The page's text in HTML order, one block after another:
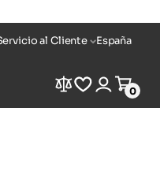
al Cliente España
Compare
Wishlist
Login
Cart
0